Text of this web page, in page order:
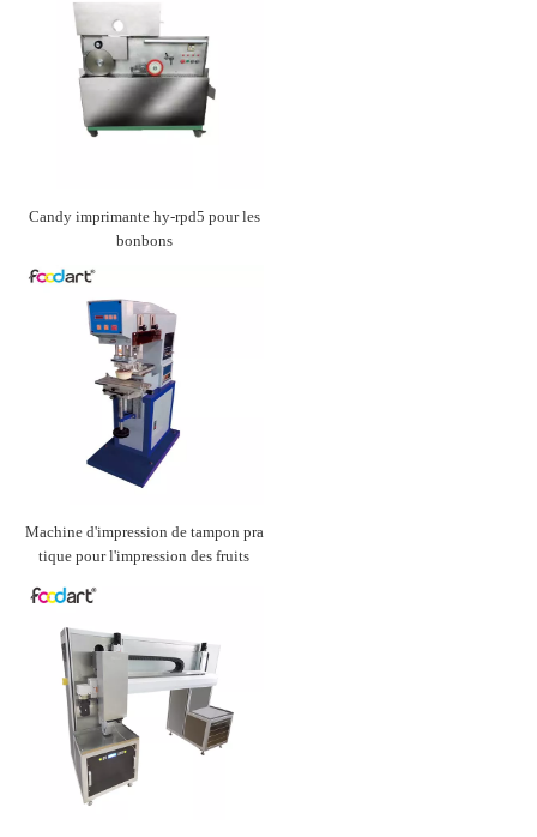
Candy imprimante hy-rpd5 pour les
bonbons
Machine d'impression de tampon pra
tique pour l'impression des fruits